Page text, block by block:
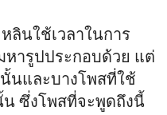
ลินใช้เวลาในการ
หารูปประกอบด้วย แต่
นและบางโพสที่ใช้
น ซึ่งโพสที่จะพูดถึงนี้